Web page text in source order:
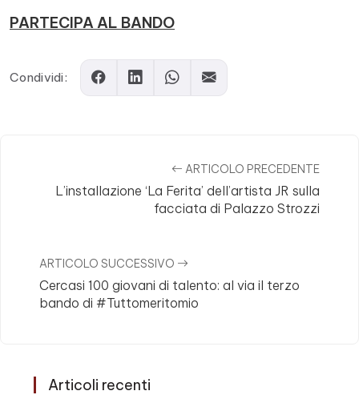
PARTECIPA AL BANDO
Condividi:
ARTICOLO PRECEDENTE
L’installazione ‘La Ferita’ dell’artista JR sulla
facciata di Palazzo Strozzi
ARTICOLO SUCCESSIVO
Cercasi 100 giovani di talento: al via il terzo
bando di #Tuttomeritomio
Articoli recenti